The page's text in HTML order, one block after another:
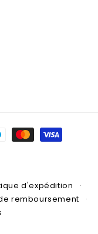
d'expédition
·
remboursement
·